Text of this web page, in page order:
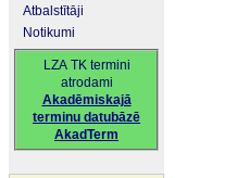
Atbalstītāji
Notikumi
LZA TK termini
atrodami
Akadēmiskajā
terminu datubāzē
AkadTerm